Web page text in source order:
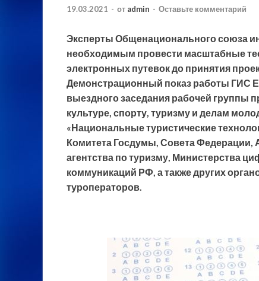
19.03.2021 - от admin - Оставьте комментарий
Эксперты Общенационального союза
необходимым провести масштабные
электронных путевок до принятия
Демонстрационный показ работы ГИС
выездного заседания рабочей группы
культуре, спорту, туризму и делам
«Национальные туристические
Комитета Госдумы, Совета
агентства по туризму, Министерства
коммуникаций РФ, а также других
туроператоров.